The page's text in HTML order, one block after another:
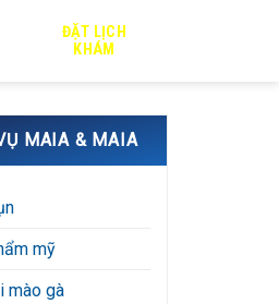
ĐẶT LỊCH
KHÁM
MAIA & MAIA
mỹ
mào gà